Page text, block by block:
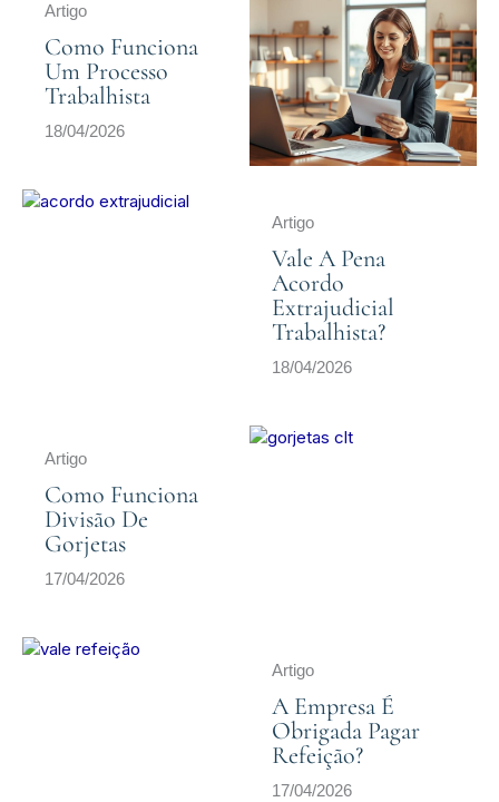
Artigo
Como Funciona
Um Processo
Trabalhista
18/04/2026
Artigo
Vale A Pena
Acordo
Extrajudicial
Trabalhista?
18/04/2026
Artigo
Como Funciona
Divisão De
Gorjetas
17/04/2026
Artigo
A Empresa É
Obrigada Pagar
Refeição?
17/04/2026